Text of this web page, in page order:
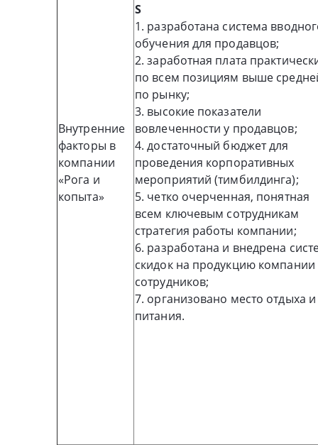
Внутренние
факторы в
компании
«Рога и
копыта»
S
1. разработана система
обучения для продавцов;
2. заработная плата
по всем позициям выше
по рынку;
3. высокие показатели
вовлеченности у продавцов;
4. достаточный бюджет для
проведения корпоративных
мероприятий (тимбилдинга);
5. четко очерченная, понятная
всем ключевым сотрудникам
стратегия работы компании;
6. разработана и внедрена
скидок на продукцию компании
сотрудников;
7. организовано место отдыха и
питания.